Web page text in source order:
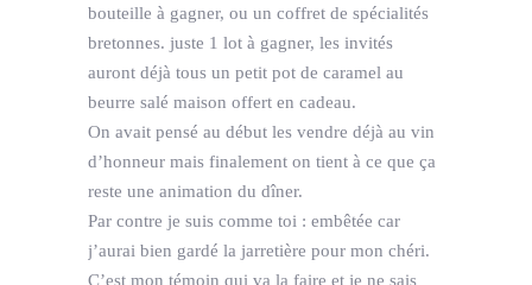
bouteille à gagner, ou un coffret de spécialités
bretonnes. juste 1 lot à gagner, les invités
auront déjà tous un petit pot de caramel au
beurre salé maison offert en cadeau.
On avait pensé au début les vendre déjà au vin
d’honneur mais finalement on tient à ce que ça
reste une animation du dîner.
Par contre je suis comme toi : embêtée car
j’aurai bien gardé la jarretière pour mon chéri.
C’est mon témoin qui va la faire et je ne sais